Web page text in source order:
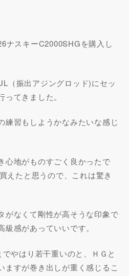
ナスキーC2000SHGを購入し
（振出アジングロッド)にセッ
ってきました。
練習もしようかなみたいな感じ
心地がものすごく良かったで
えたと思うので、これは驚き
がなくて剛性が高そうな印象で
感があっていいです。
やはり若干重いのと、ＨＧと
ますが巻き出しが重く感じるこ